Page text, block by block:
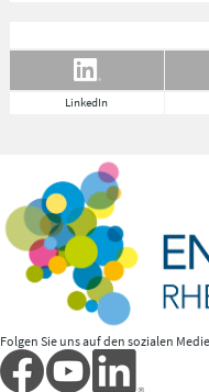
LinkedIn
Folgen Sie uns auf den sozialen